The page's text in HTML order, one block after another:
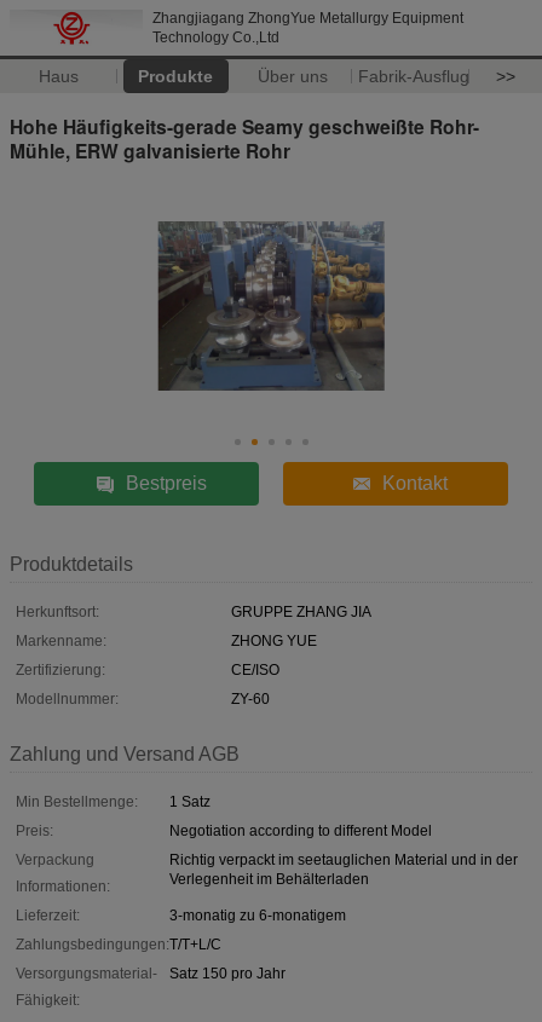
Zhangjiagang ZhongYue Metallurgy Equipment
Technology Co.,Ltd
Haus Produkte Über uns Fabrik-Ausflug >>
Hohe Häufigkeits-gerade Seamy geschweißte Rohr-
Mühle, ERW galvanisierte Rohr
Bestpreis Kontakt
Produktdetails
Herkunftsort:
GRUPPE ZHANG JIA
Markenname:
ZHONG YUE
Zertifizierung:
CE/ISO
Modellnummer:
ZY-60
Zahlung und Versand AGB
Min Bestellmenge:
1 Satz
Preis:
Negotiation according to different Model
Verpackung
Informationen:
Richtig verpackt im seetauglichen Material und in der
Verlegenheit im Behälterladen
Lieferzeit:
3-monatig zu 6-monatigem
Zahlungsbedingungen:T/T+L/C
Versorgungsmaterial-
Fähigkeit:
Satz 150 pro Jahr